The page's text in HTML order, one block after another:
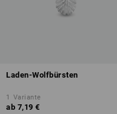
Laden-Wolfbürsten
1 Variante
ab 7,19 €